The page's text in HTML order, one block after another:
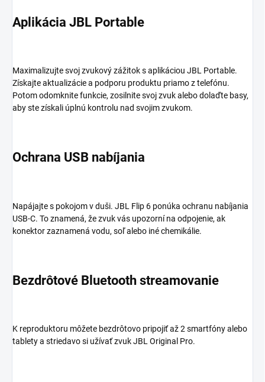
Aplikácia JBL Portable
Maximalizujte svoj zvukový zážitok s aplikáciou JBL Portable.
Získajte aktualizácie a podporu produktu priamo z telefónu.
Potom odomknite funkcie, zosilnite svoj zvuk alebo dolaďte basy,
aby ste získali úplnú kontrolu nad svojim zvukom.
Ochrana USB nabíjania
Napájajte s pokojom v duši. JBL Flip 6 ponúka ochranu nabíjania
USB-C. To znamená, že zvuk vás upozorní na odpojenie, ak
konektor zaznamená vodu, soľ alebo iné chemikálie.
Bezdrôtové Bluetooth streamovanie
K reproduktoru môžete bezdrôtovo pripojiť až 2 smartfóny alebo
tablety a striedavo si užívať zvuk JBL Original Pro.